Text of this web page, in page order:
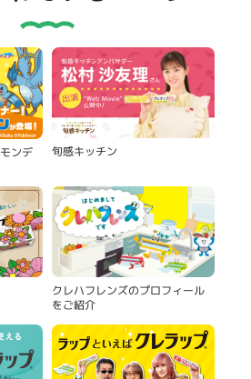
ンデ 旬感キッチン
クレハフレンズのプロフィール
をご紹介